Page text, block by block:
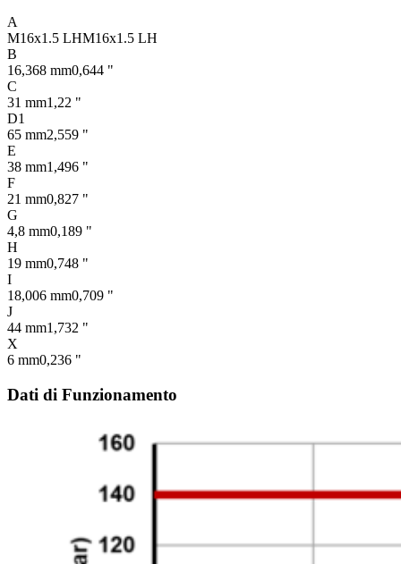
A
M16x1.5 LHM16x1.5 LH
B
16,368 mm0,644 "
C
31 mm1,22 "
D1
65 mm2,559 "
E
38 mm1,496 "
F
21 mm0,827 "
G
4,8 mm0,189 "
H
19 mm0,748 "
I
18,006 mm0,709 "
J
44 mm1,732 "
X
6 mm0,236 "
Dati di Funzionamento